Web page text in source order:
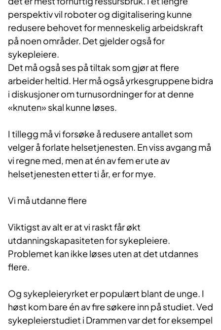
perspektiv vil roboter og digitalisering kunne
redusere behovet for menneskelig arbeidskraft
på noen områder. Det gjelder også for
sykepleiere.
Det må også ses på tiltak som gjør at flere
arbeider heltid. Her må også yrkesgruppene bidra
i diskusjoner om turnusordninger for at denne
«knuten» skal kunne løses.
I tillegg må vi forsøke å redusere antallet som
velger å forlate helsetjenesten. En viss avgang må
vi regne med, men at én av fem er ute av
helsetjenesten etter ti år, er for mye.
Vi må utdanne flere
Viktigst av alt er at vi raskt får økt
utdanningskapasiteten for sykepleiere.
Problemet kan ikke løses uten at det utdannes
flere.
Og sykepleieryrket er populært blant de unge. I
høst kom bare én av fire søkere inn på studiet. Ved
sykepleierstudiet i Drammen var det for eksempel